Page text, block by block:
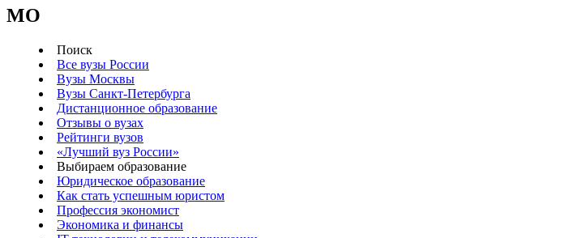
MO
Поиск
Все вузы России
Вузы Москвы
Вузы Санкт-Петербурга
Дистанционное образование
Отзывы о вузах
Рейтинги вузов
«Лучший вуз России»
Выбираем образование
Юридическое образование
Как стать успешным юристом
Профессия экономист
Экономика и финансы